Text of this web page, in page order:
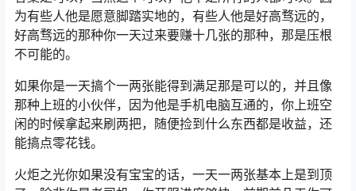
为有些人他是愿意脚踏实地的，有些人他是好高骛远的，
好高骛远的那种你一天过来要赚十几张的那种，那是压根
不可能的。
如果你是一天搞个一两张能得到满足那是可以的，并且像
那种上班的小伙伴，因为他是手机电脑互通的，你上班空
闲的时候拿起来刷两把，随便捡到什么东西都是收益，还
能搞点零花钱。
火炬之光你如果没有宝宝的话，一天一两张基本上是到顶